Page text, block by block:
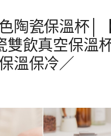
陶瓷保溫杯│
雙飲真空保溫
溫保冷／